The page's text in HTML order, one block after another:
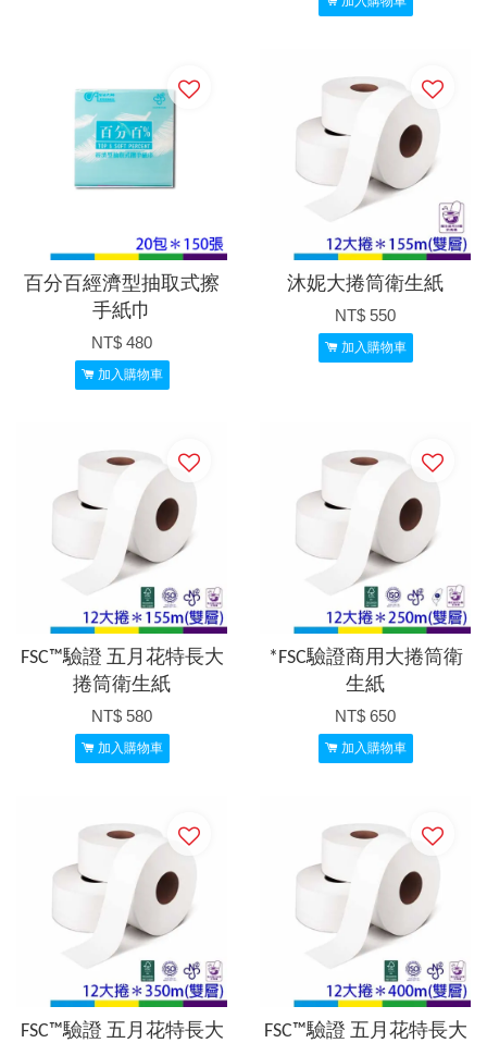
百分百經濟型抽取式擦
手紙巾
NT$ 480
加入購物車
沐妮大捲筒衛生紙
NT$ 550
加入購物車
FSC™驗證 五月花特長大
捲筒衛生紙
NT$ 580
加入購物車
*FSC驗證商用大捲筒衛
生紙
NT$ 650
加入購物車
FSC™驗證 五月花特長大
FSC™驗證 五月花特長大